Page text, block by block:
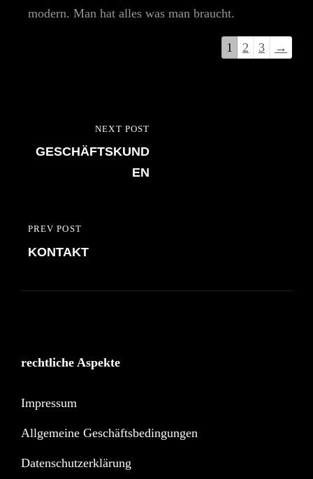
modern. Man hat alles was man braucht.
Navigation
1 2 3 →
Beitragsnavigation
PREVIOUS
POST
PREV POST
KONTAKT
POST
NEXT POST
GESCHÄFTSKUND
EN
rechtliche Aspekte
Impressum
Allgemeine Geschäftsbedingungen
Datenschutzerklärung